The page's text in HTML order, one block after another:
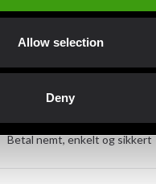
Allow selection
Deny
Klubrabatter
Benyt dig af tilbud og rabatter
MobilePay, Kustom & Adyen
Betal nemt, enkelt og sikkert